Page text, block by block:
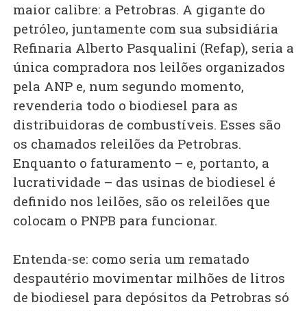
maior calibre: a Petrobras. A gigante do
petróleo, juntamente com sua subsidiária
Refinaria Alberto Pasqualini (Refap), seria a
única compradora nos leilões organizados
pela ANP e, num segundo momento,
revenderia todo o biodiesel para as
distribuidoras de combustíveis. Esses são
os chamados releilões da Petrobras.
Enquanto o faturamento – e, portanto, a
lucratividade – das usinas de biodiesel é
definido nos leilões, são os releilões que
colocam o PNPB para funcionar.
Entenda-se: como seria um rematado
despautério movimentar milhões de litros
de biodiesel para depósitos da Petrobras só